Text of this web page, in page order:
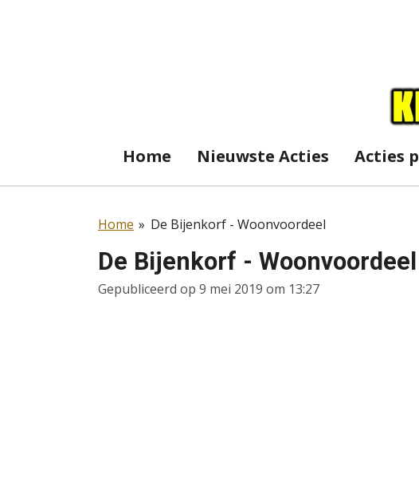
Home Nieuwste Acties Acties
Home » De Bijenkorf - Woonvoordeel
De Bijenkorf - Woonvoordeel
Gepubliceerd op 9 mei 2019 om 13:27